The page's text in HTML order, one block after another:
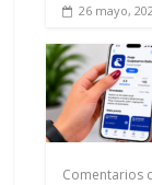
26 mayo,
Comentarios